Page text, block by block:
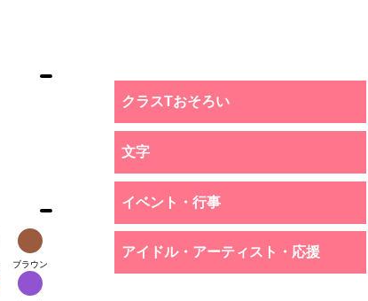
ブラウン
クラスTおそろい
文字
イベント・行事
アイドル・アーティスト・応援